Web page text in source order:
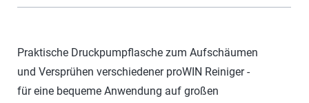
Praktische Druckpumpflasche zum Aufschäumen
und Versprühen verschiedener proWIN Reiniger -
für eine bequeme Anwendung auf großen